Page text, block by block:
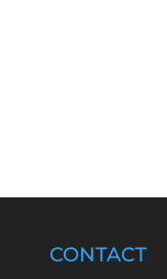
CONTACT